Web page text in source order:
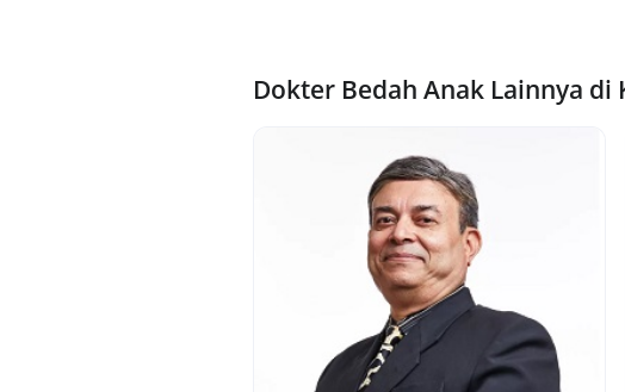
Dokter Bedah Anak Lainnya di